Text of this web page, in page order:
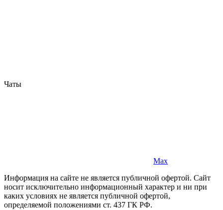
Чаты
Max
Информация на сайте не является публичной офертой. Cайт
носит исключительно информационный характер и ни при
каких условиях не является публичной офертой,
определяемой положениями ст. 437 ГК РФ.